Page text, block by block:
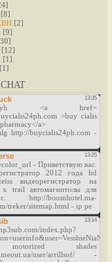
[8]
[2]
[9]
[12]
[1]
[1]